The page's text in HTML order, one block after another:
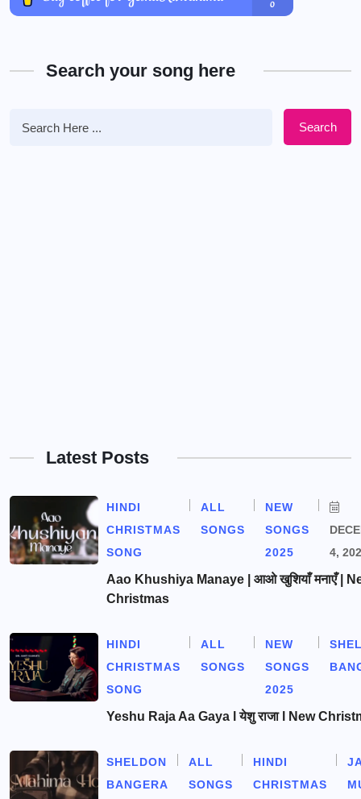
Search your song here
Search
Latest Posts
HINDI
CHRISTMAS
SONG
ALL
SONGS
NEW
SONGS
2025
4,
Aao Khushiya Manaye | आओ खुशियाँ मनाएँ |
Christmas
HINDI
CHRISTMAS
SONG
ALL
SONGS
NEW
SONGS
2025
Yeshu Raja Aa Gaya l येशु राजा l New
SHELDON
BANGERA
ALL
SONGS
HINDI
CHRISTMAS